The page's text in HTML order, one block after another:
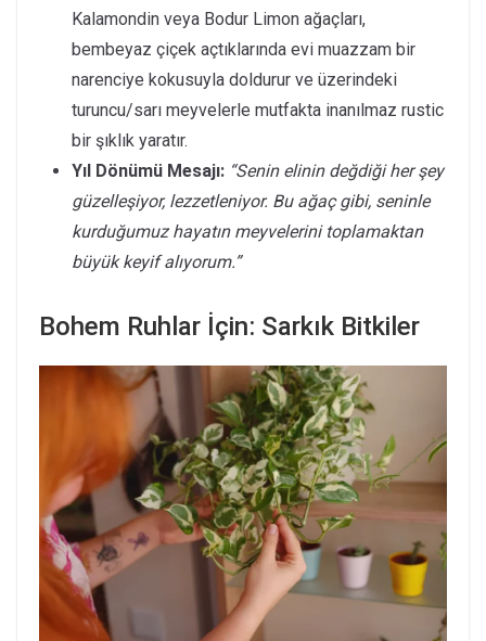
Kalamondin veya Bodur Limon ağaçları,
bembeyaz çiçek açtıklarında evi muazzam bir
narenciye kokusuyla doldurur ve üzerindeki
turuncu/sarı meyvelerle mutfakta inanılmaz rustic
bir şıklık yaratır.
Yıl Dönümü Mesajı: “Senin elinin değdiği her şey
güzelleşiyor, lezzetleniyor. Bu ağaç gibi, seninle
kurduğumuz hayatın meyvelerini toplamaktan
büyük keyif alıyorum.”
Bohem Ruhlar İçin: Sarkık Bitkiler